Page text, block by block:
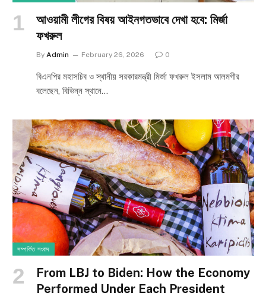
আওয়ামী লীগের বিষয় আইনগতভাবে দেখা হবে: মির্জা
ফখরুল
By Admin February 26, 2026 0
বিএনপির মহাসচিব ও স্থানীয় সরকারমন্ত্রী মির্জা ফখরুল ইসলাম আলমগীর
বলেছেন, বিভিন্ন স্থানে…
সম্পর্কিত সংবাদ
From LBJ to Biden: How the Economy
Performed Under Each President